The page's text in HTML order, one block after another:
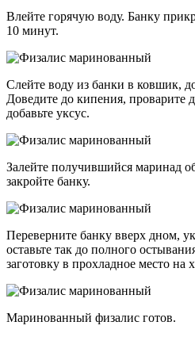
Влейте горячую воду. Банку
10 минут.
Слейте воду из банки в ковшик,
Доведите до кипения, проварите
добавьте уксус.
Залейте получившийся маринад
закройте банку.
Переверните банку вверх дном,
оставьте так до полного
заготовку в прохладное место на
Маринованный физалис готов.